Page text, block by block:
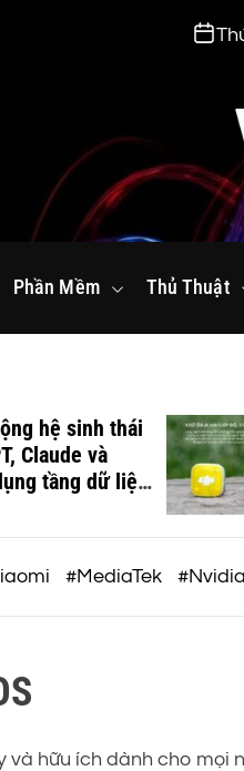
v
e
i
n
.
c
o
m
Phần Mềm Thủ Thuật
hệ sinh thái
Claude và
tầng dữ liệu
ưu hóa quy
AI
#MediaTek #Nvidia
hữu ích dành cho mọi